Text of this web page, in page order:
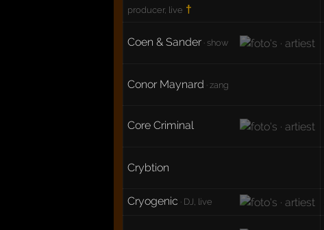
producer, live †
Coen & Sander · show
Conor Maynard · zang
Core Criminal
Crybtion
Cryogenic · DJ, live